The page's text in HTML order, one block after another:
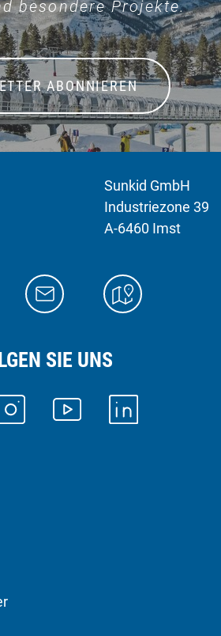
besondere Projekte.
ABONNIEREN
Sunkid GmbH
Industriezone 39
A-6460 Imst
SIE UNS